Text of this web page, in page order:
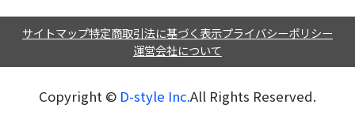
サイトマップ特定商取引法に基づく表示プライバシーポリシー
運営会社について
Copyright ©︎ D-style Inc.All Rights Reserved.